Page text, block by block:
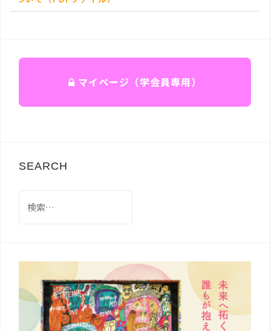
マイページ（学会員専用）
SEARCH
索: